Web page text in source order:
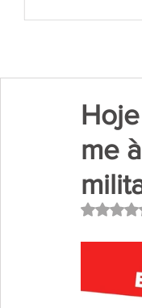
me